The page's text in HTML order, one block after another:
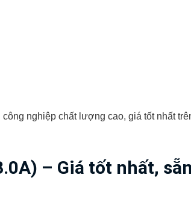
nghiệp chất lượng cao, giá tốt nhất
– Giá tốt nhất,